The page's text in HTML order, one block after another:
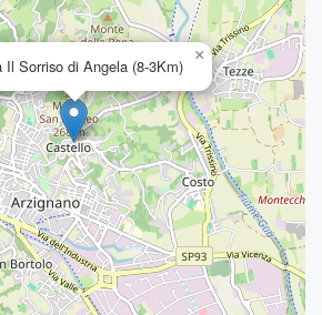
Il Sorriso di Angela (8-3Km)
×